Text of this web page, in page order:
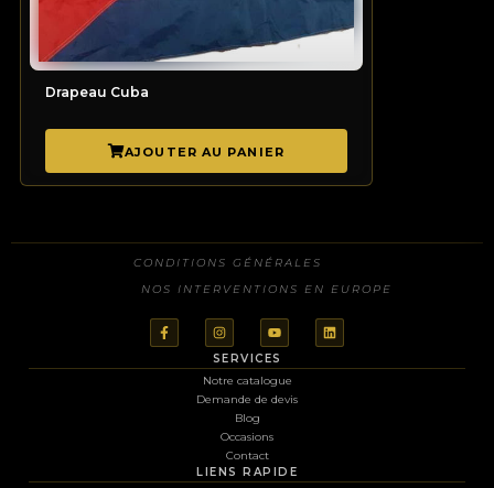
Drapeau Cuba
Sonorisation
Structure / chauffage
CONDITIONS GÉNÉRALES
NOS INTERVENTIONS EN EUROPE
SERVICES
Notre catalogue
Demande de devis
Blog
Occasions
Contact
LIENS RAPIDE